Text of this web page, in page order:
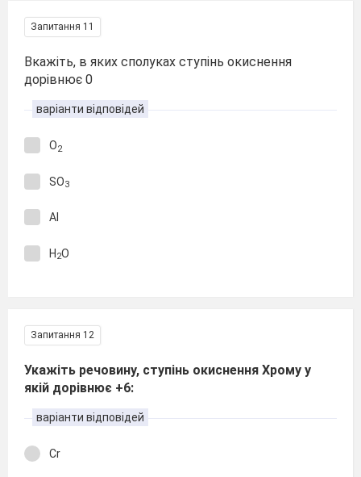
Запитання 11
Вкажіть, в яких сполуках ступінь окиснення
дорівнює 0
варіанти відповідей
O2
SO3
Al
H2O
Запитання 12
Укажіть речовину, ступінь окиснення Хрому у
якій дорівнює +6:
варіанти відповідей
Cr